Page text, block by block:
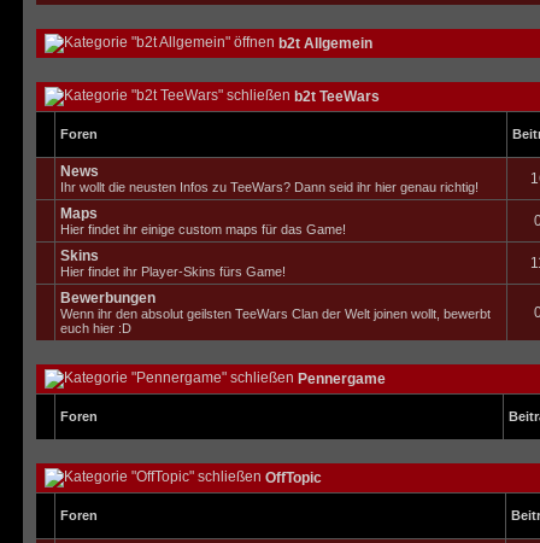
b2t Allgemein
b2t TeeWars
Foren
News
Ihr wollt die neusten Infos zu TeeWars? Dann seid ihr hier genau richtig!
Maps
Hier findet ihr einige custom maps für das Game!
Skins
Hier findet ihr Player-Skins fürs Game!
Bewerbungen
Wenn ihr den absolut geilsten TeeWars Clan der Welt joinen wollt, bewerbt
euch hier :D
Pennergame
Foren
OffTopic
Foren